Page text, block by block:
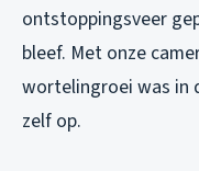
ontstoppingsveer
bleef. Met onze
wortelingroei was in
zelf op.